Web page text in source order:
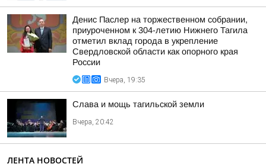
Денис Паслер на торжественном собрании,
приуроченном к 304-летию Нижнего Тагила
отметил вклад города в укрепление
Свердловской области как опорного края
России
Вчера, 19:35
Слава и мощь тагильской земли
Вчера, 20:42
ЛЕНТА НОВОСТЕЙ